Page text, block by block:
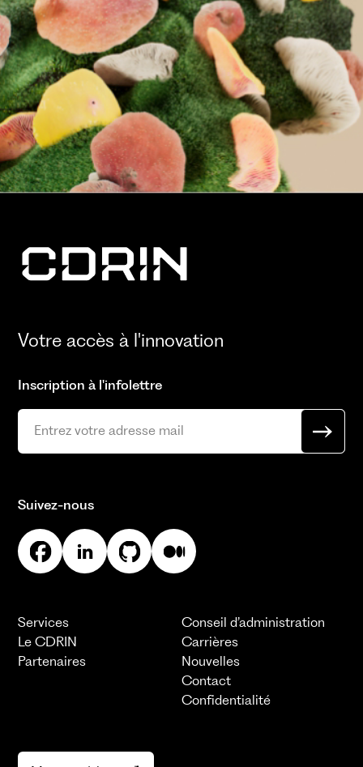
Votre accès à l'innovation
Inscription à l'infolettre
Suivez-nous
Services
Le CDRIN
Partenaires
Conseil d’administration
Carrières
Nouvelles
Contact
Confidentialité